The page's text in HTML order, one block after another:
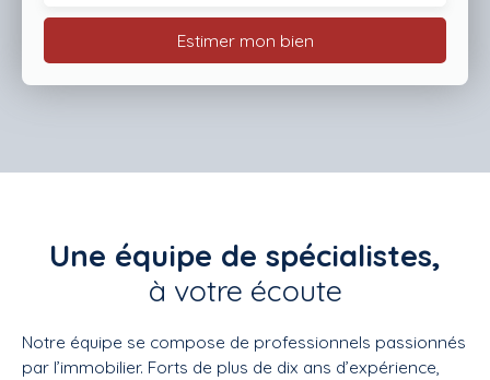
Estimer mon bien
Une équipe de spécialistes,
à votre écoute
Notre équipe se compose de professionnels passionnés
par l’immobilier. Forts de plus de dix ans d’expérience,